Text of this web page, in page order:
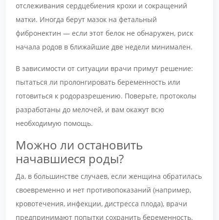
отслеживания сердцебиения крохи и сокращений
матки. Иногда берут мазок на фетальный
фибронектин — если этот белок не обнаружен, риск
начала родов в ближайшие две недели минимален.
В зависимости от ситуации врачи примут решение:
пытаться ли пролонгировать беременность или
готовиться к родоразрешению. Поверьте, протоколы
разработаны до мелочей, и вам окажут всю
необходимую помощь.
Можно ли остановить
начавшиеся роды?
Да, в большинстве случаев, если женщина обратилась
своевременно и нет противопоказаний (например,
кровотечения, инфекции, дистресса плода), врачи
предпринимают попытки сохранить беременность.